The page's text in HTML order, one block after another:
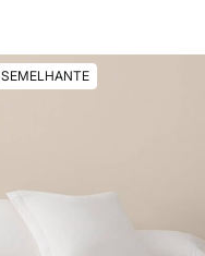
SEMELHANTE